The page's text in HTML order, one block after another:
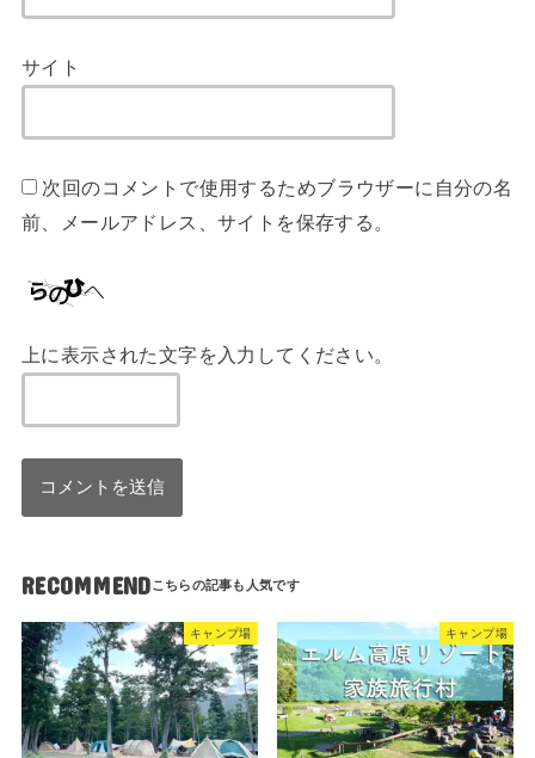
サイト
次回のコメントで使用するためブラウザーに自分の名
前、メールアドレス、サイトを保存する。
上に表示された文字を入力してください。
RECOMMEND
キャンプ場 キャンプ場